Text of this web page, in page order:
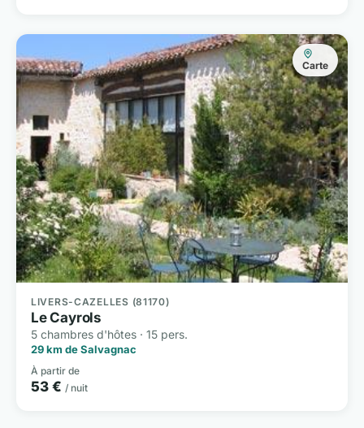
Carte
LIVERS-CAZELLES (81170)
Le Cayrols
5 chambres d'hôtes · 15 pers.
29 km de Salvagnac
À partir de
53 € / nuit